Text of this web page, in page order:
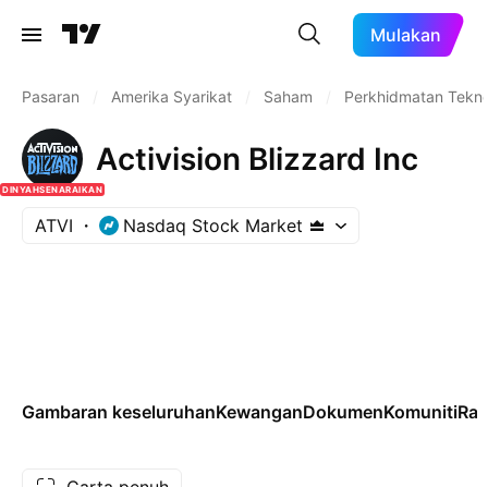
Mulakan
Pasaran Amerika Syarikat Saham Perkhidmatan
DINYAHSENARAIKAN
Activision Blizzard Inc
ATVI Nasdaq Stock Market
Gambaran keseluruhanKewanganDokumenKomuniti